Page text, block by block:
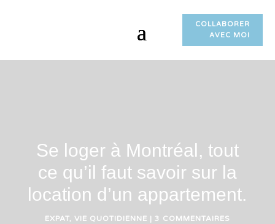
COLLABORER
AVEC MOI
Se loger à Montréal, tout
ce qu’il faut savoir sur la
location d’un appartement.
EXPAT,VIE QUOTIDIENNE |3 COMMENTAIRES